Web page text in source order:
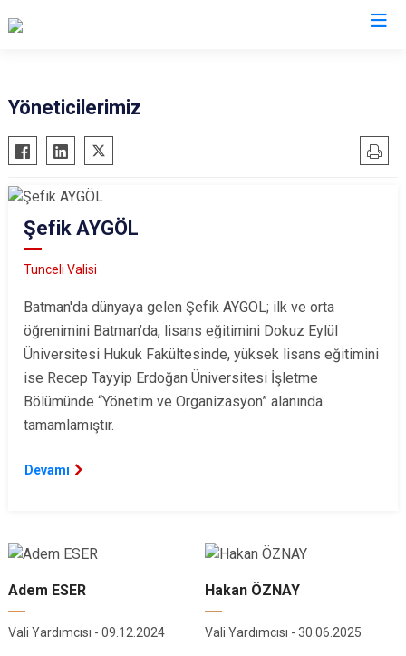
Yöneticilerimiz
Şefik AYGÖL
Tunceli Valisi
Batman'da dünyaya gelen Şefik AYGÖL; ilk ve orta
öğrenimini Batman’da, lisans eğitimini Dokuz Eylül
Üniversitesi Hukuk Fakültesinde, yüksek lisans eğitimini
ise Recep Tayyip Erdoğan Üniversitesi İşletme
Bölümünde “Yönetim ve Organizasyon” alanında
tamamlamıştır.
Devamı
Adem ESER
Vali Yardımcısı - 09.12.2024
Hakan ÖZNAY
Vali Yardımcısı - 30.06.2025